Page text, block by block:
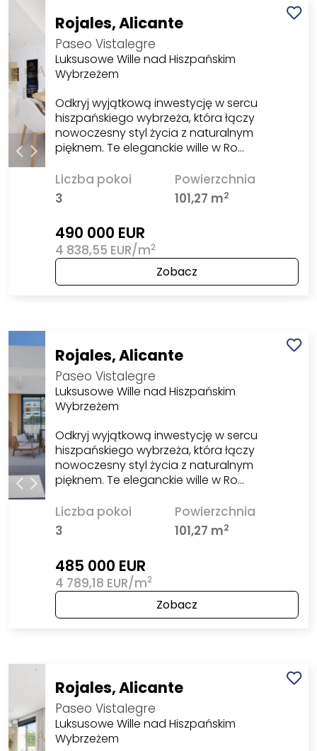
Rojales, Alicante
Paseo Vistalegre
Luksusowe Wille nad Hiszpańskim
Wybrzeżem
Odkryj wyjątkową inwestycję w sercu
hiszpańskiego wybrzeża, która łączy
nowoczesny styl życia z naturalnym
pięknem. Te eleganckie wille w Ro…
Liczba pokoi
3
Powierzchnia
101,27 m2
490 000 EUR
4 838,55 EUR/m2
Zobacz
Rojales, Alicante
Paseo Vistalegre
Luksusowe Wille nad Hiszpańskim
Wybrzeżem
Odkryj wyjątkową inwestycję w sercu
hiszpańskiego wybrzeża, która łączy
nowoczesny styl życia z naturalnym
pięknem. Te eleganckie wille w Ro…
Liczba pokoi
3
Powierzchnia
101,27 m2
485 000 EUR
4 789,18 EUR/m2
Zobacz
Rojales, Alicante
Paseo Vistalegre
Luksusowe Wille nad Hiszpańskim
Wybrzeżem